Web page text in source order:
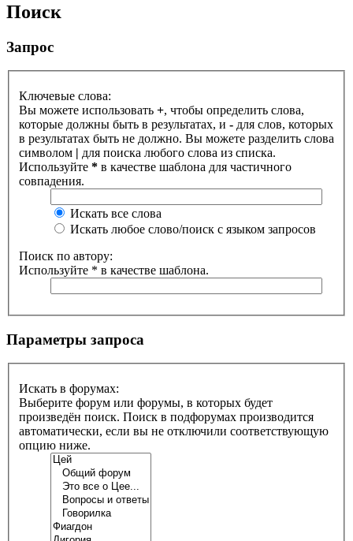
Поиск
Запрос
Ключевые слова:
Вы можете использовать +, чтобы определить слова,
которые должны быть в результатах, и - для слов, которых
в результатах быть не должно. Вы можете разделить слова
символом | для поиска любого слова из списка.
Используйте * в качестве шаблона для частичного
совпадения.
Искать все слова
Искать любое слово/поиск с языком запросов
Поиск по автору:
Используйте * в качестве шаблона.
Параметры запроса
Искать в форумах:
Выберите форум или форумы, в которых будет
произведён поиск. Поиск в подфорумах производится
автоматически, если вы не отключили соответствующую
опцию ниже.